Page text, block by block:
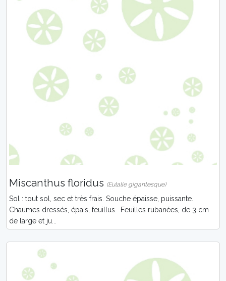
Miscanthus floridus (Eulalie gigantesque)
Sol : tout sol, sec et très frais. Souche épaisse, puissante.
Chaumes dressés, épais, feuillus. Feuilles rubanées, de 3 cm
de large et ju...